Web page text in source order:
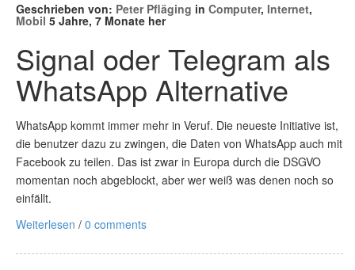
Geschrieben von: Peter Pfläging in Computer, Internet,
Mobil 5 Jahre, 7 Monate her
Signal oder Telegram als
WhatsApp Alternative
WhatsApp kommt immer mehr in Veruf. Die neueste Initiative ist,
die benutzer dazu zu zwingen, die Daten von WhatsApp auch mit
Facebook zu teilen. Das ist zwar in Europa durch die DSGVO
momentan noch abgeblockt, aber wer weiß was denen noch so
einfällt.
Weiterlesen / 0 comments